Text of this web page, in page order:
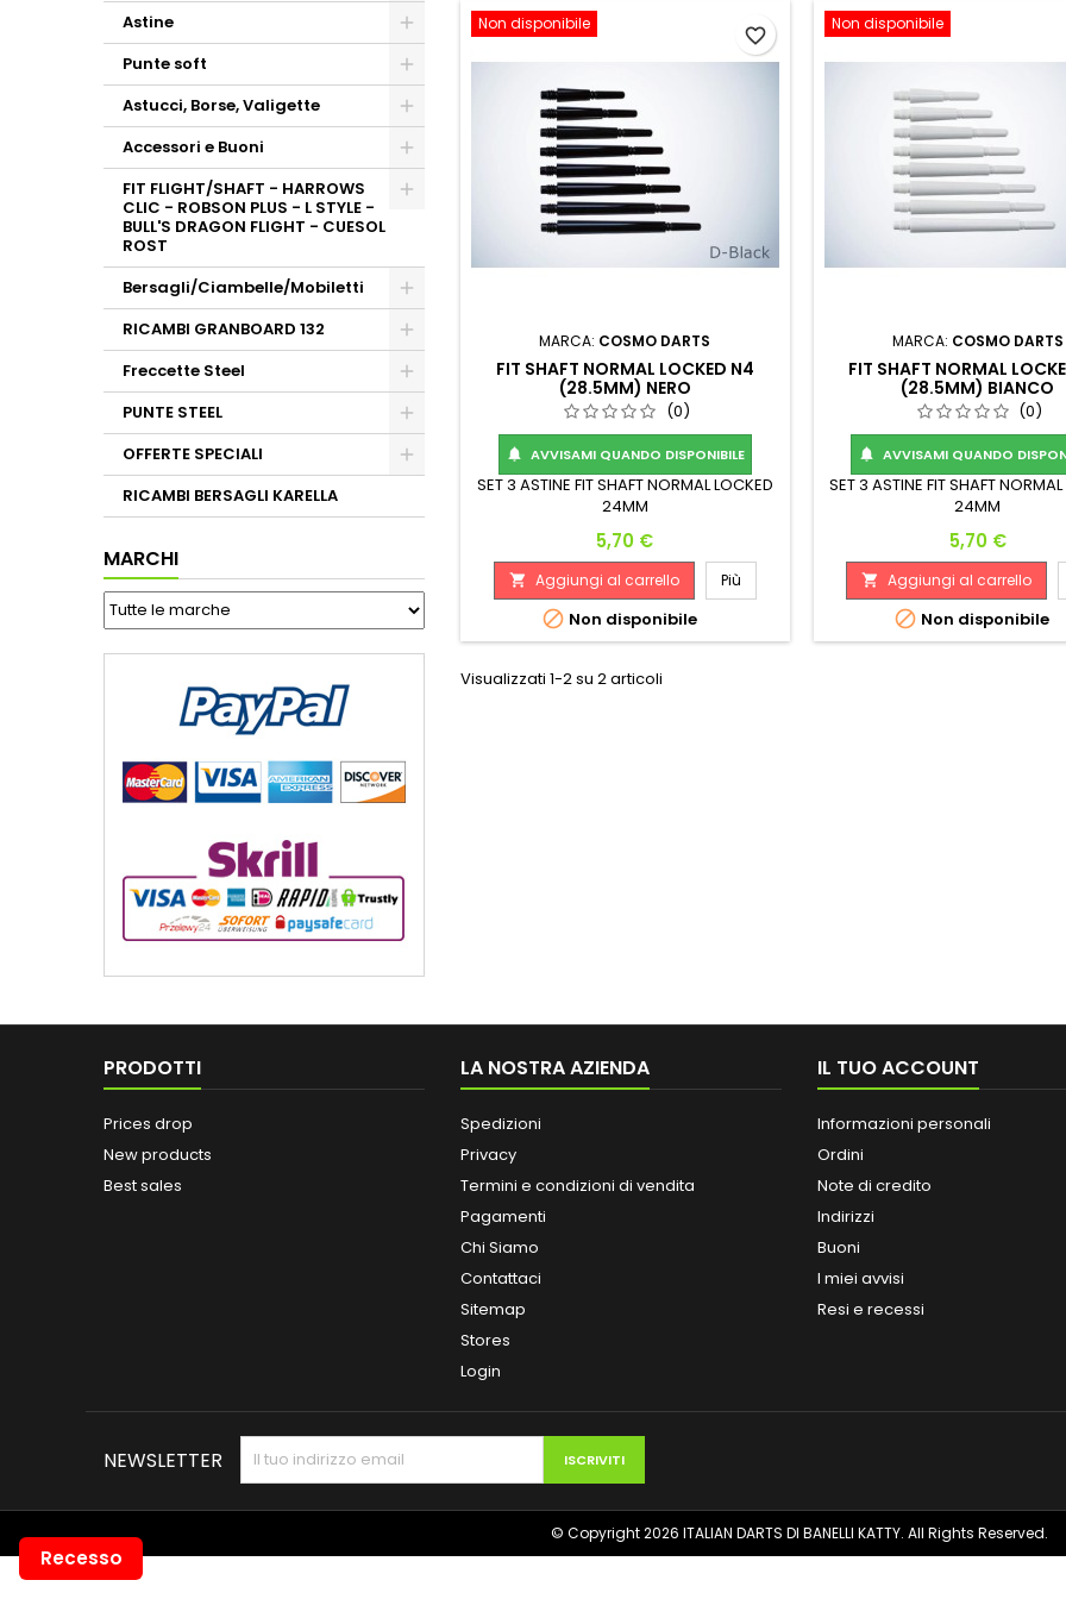
Astine
Punte soft
Astucci, Borse, Valigette
Accessori e Buoni
FIT FLIGHT/SHAFT - HARROWS
CLIC - ROBSON PLUS - L STYLE -
BULL'S DRAGON FLIGHT - CUESOL
ROST
Bersagli/Ciambelle/Mobiletti
RICAMBI GRANBOARD 132
Freccette Steel
PUNTE STEEL
OFFERTE SPECIALI
RICAMBI BERSAGLI KARELLA
MARCHI
Non disponibile
MARCA: COSMO DARTS
FIT SHAFT NORMAL LOCKED N4
(28.5MM) NERO
(0)
 AVVISAMI QUANDO DISPONIBILE
SET 3 ASTINE FIT SHAFT NORMAL LOCKED
24MM
Prezzo
5,70 €
 Aggiungi al carrello Più
 Non disponibile
favorite_border
Non disponibile
MARCA: COSMO DARTS
FIT SHAFT NORMAL
(28.5MM) BIANCO
(0)
 AVVISAMI QUANDO
SET 3 ASTINE FIT SHAFT
24MM
Prezzo
5,70 €
 Aggiungi al carrello
 Non disponibile
Visualizzati 1-2 su 2 articoli
PRODOTTI
Prices drop
New products
Best sales
LA NOSTRA AZIENDA
Spedizioni
Privacy
Termini e condizioni di vendita
Pagamenti
Chi Siamo
Contattaci
Sitemap
Stores
Login
IL TUO ACCOUNT
Informazioni personali
Ordini
Note di credito
Indirizzi
Buoni
I miei avvisi
Resi e recessi
NEWSLETTER
© Copyright 2026 ITALIAN DARTS DI BANELLI KATTY. All Rights Reserved.
Recesso